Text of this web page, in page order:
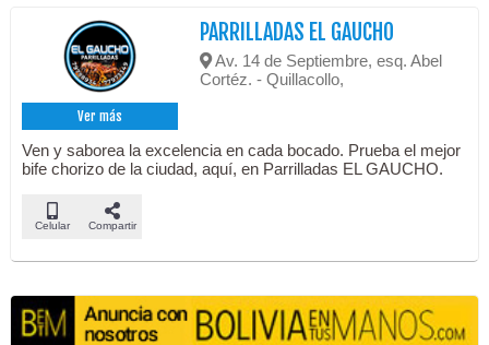
Ver más
PARRILLADAS EL GAUCHO
Av. 14 de Septiembre, esq. Abel
Cortéz. - Quillacollo,
Ven y saborea la excelencia en cada bocado. Prueba el mejor
bife chorizo de la ciudad, aquí, en Parrilladas EL GAUCHO.
Celular Compartir